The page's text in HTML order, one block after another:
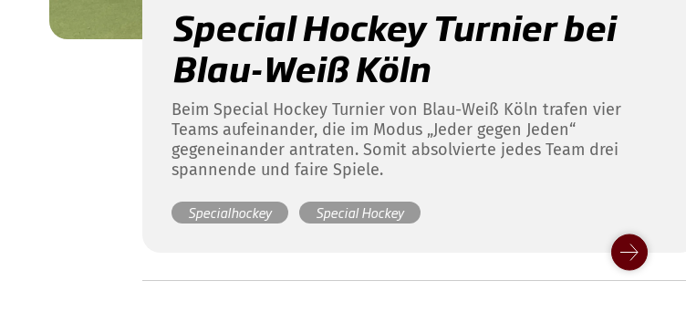
Special Hockey Turnier bei
Blau-Weiß Köln
Beim Special Hockey Turnier von Blau-Weiß Köln trafen vier
Teams aufeinander, die im Modus „Jeder gegen Jeden“
gegeneinander antraten. Somit absolvierte jedes Team drei
spannende und faire Spiele.
Specialhockey Special Hockey